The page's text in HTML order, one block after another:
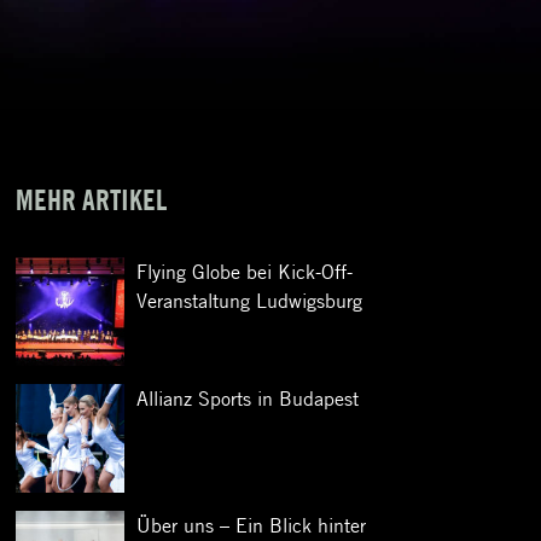
MEHR ARTIKEL
Flying Globe bei Kick-Off-
Veranstaltung Ludwigsburg
Allianz Sports in Budapest
Über uns – Ein Blick hinter